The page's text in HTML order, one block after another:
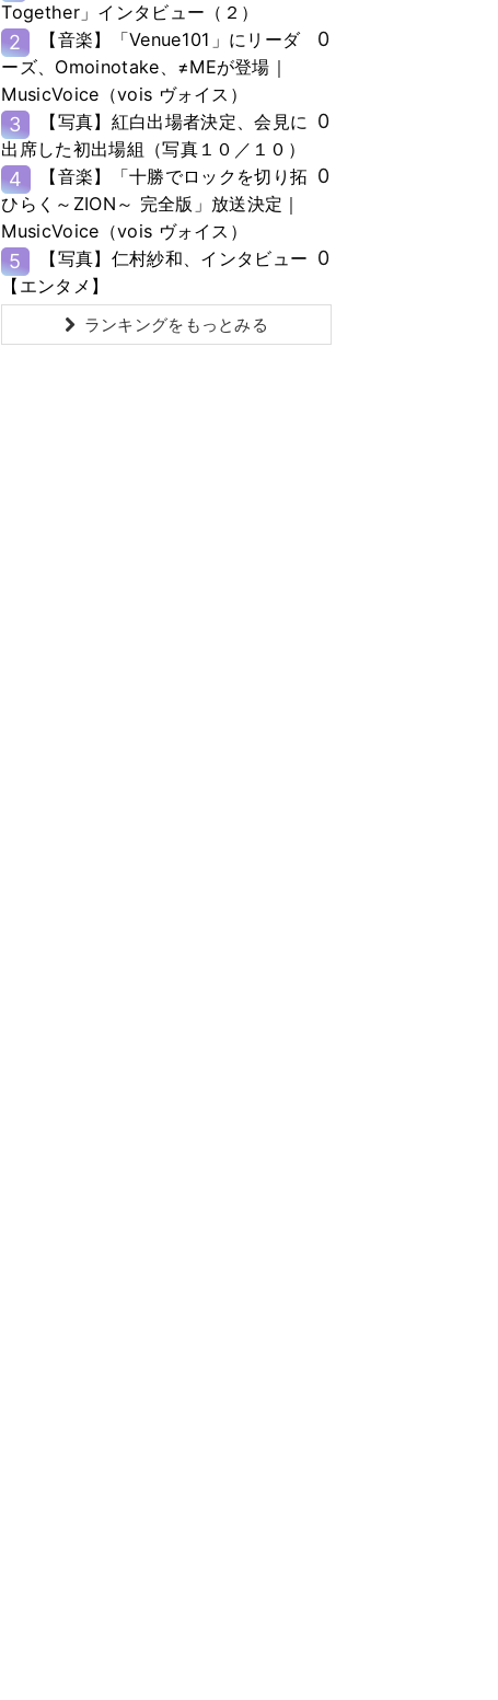
Together」インタビュー（２）
2
【音楽】「Venue101」にリーダ
ーズ、Omoinotake、≠MEが登場｜
MusicVoice（vois ヴォイス）
0
3
【写真】紅白出場者決定、会見に
出席した初出場組（写真１０／１０）
0
4
【音楽】「十勝でロックを切り拓
ひらく～ZION～ 完全版」放送決定｜
MusicVoice（vois ヴォイス）
0
5
【写真】仁村紗和、インタビュー
【エンタメ】
0
ランキングをもっとみる